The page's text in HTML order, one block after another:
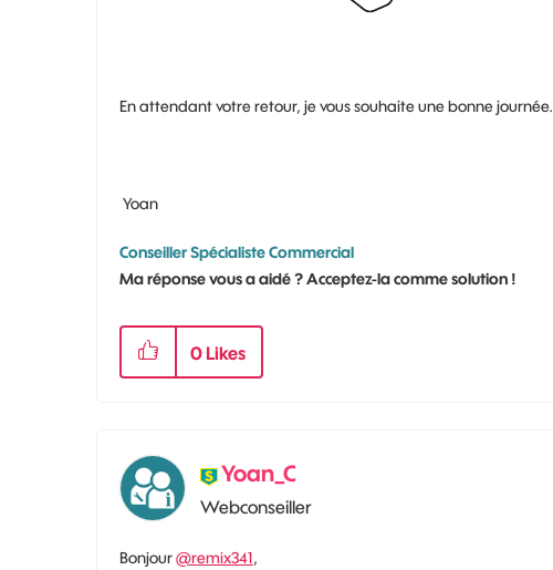
En attendant votre retour, je vous souhaite une bonne journée.
Yoan
Conseiller Spécialiste Commercial
Ma réponse vous a aidé ? Acceptez-la comme solution !
0 Likes
Yoan_C
Webconseiller
Bonjour@remix341,